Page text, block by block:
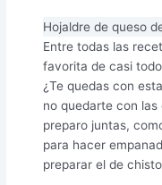
Hojaldre de queso
Entre todas las
favorita de casi
¿Te quedas con
no quedarte con las
preparo juntas,
para hacer
preparar el de